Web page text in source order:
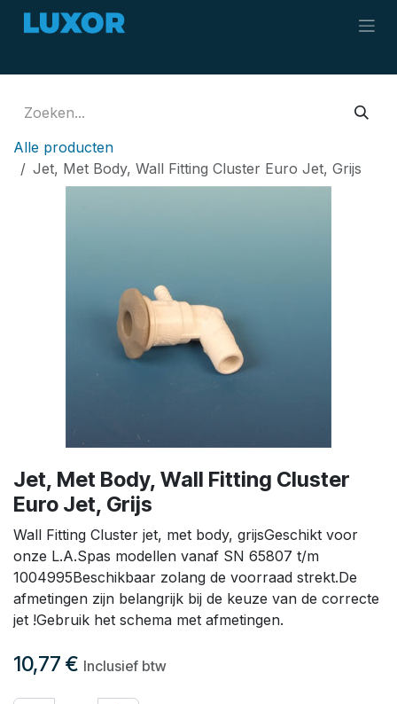
Overslaan naar inhoud
Alle producten
Jet, Met Body, Wall Fitting Cluster Euro Jet, Grijs
Jet, Met Body, Wall Fitting Cluster
Euro Jet, Grijs
Wall Fitting Cluster jet, met body, grijsGeschikt voor
onze L.A.Spas modellen vanaf SN 65807 t/m
1004995Beschikbaar zolang de voorraad strekt.De
afmetingen zijn belangrijk bij de keuze van de correcte
jet !Gebruik het schema met afmetingen.
10,77 € Inclusief btw